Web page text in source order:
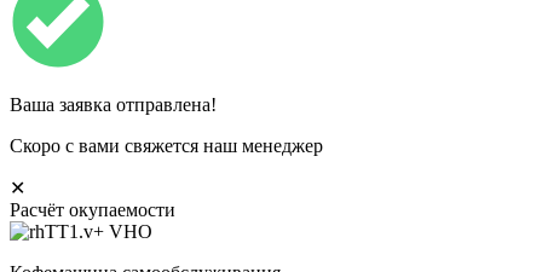
Ваша заявка отправлена!
Скоро с вами свяжется наш менеджер
✕
Расчёт окупаемости